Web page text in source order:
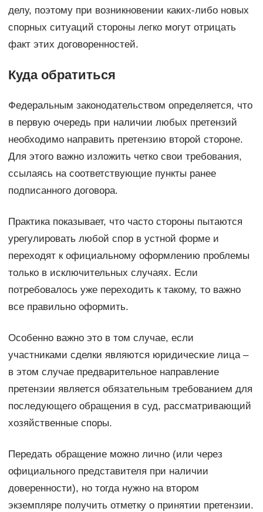
делу, поэтому при возникновении каких-либо новых
спорных ситуаций стороны легко могут отрицать
факт этих договоренностей.
Куда обратиться
Федеральным законодательством определяется, что
в первую очередь при наличии любых претензий
необходимо направить претензию второй стороне.
Для этого важно изложить четко свои требования,
ссылаясь на соответствующие пункты ранее
подписанного договора.
Практика показывает, что часто стороны пытаются
урегулировать любой спор в устной форме и
переходят к официальному оформлению проблемы
только в исключительных случаях. Если
потребовалось уже переходить к такому, то важно
все правильно оформить.
Особенно важно это в том случае, если
участниками сделки являются юридические лица –
в этом случае предварительное направление
претензии является обязательным требованием для
последующего обращения в суд, рассматривающий
хозяйственные споры.
Передать обращение можно лично (или через
официального представителя при наличии
доверенности), но тогда нужно на втором
экземпляре получить отметку о принятии претензии.